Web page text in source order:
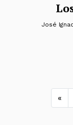
José
«